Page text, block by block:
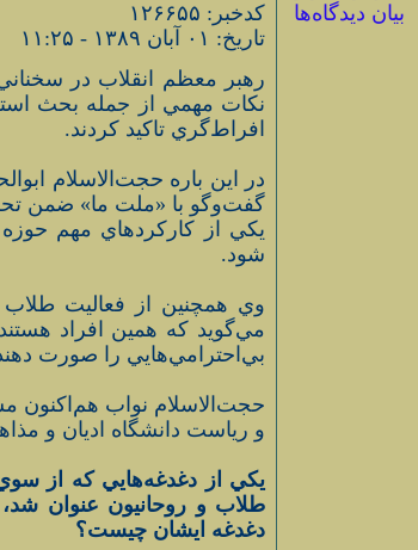
بيان ديدگاه‌ها
كدخبر: ۱۲۶۶۵۵
تاريخ: ۰۱ آبان ۱۳۸۹ - ۱۱:۲۵
رهبر معظم انقلاب در
نكات مهمي از جمله بحث
افراط‌گري تاكيد كردند.
در اين باره حجت‌الاسلام
گفت‌وگو با «ملت ما» ضمن
يكي از كاركردهاي مهم
شود.
وي همچنين از فعاليت طلاب
مي‌گويد كه همين افراد
بي‌احترامي‌هايي را صورت
حجت‌الاسلام نواب هم‌اكنون
و رياست دانشگاه اديان و
يكي از دغدغه‌هايي كه از
طلاب و روحانيون عنوان
دغدغه ايشان چيست؟